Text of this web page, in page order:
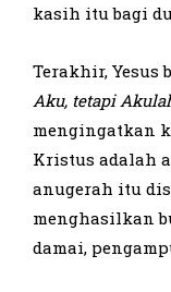
kasih itu bagi
Terakhir, Yesus
Aku, tetapi
mengingatkan
Kristus adalah
anugerah itu
menghasilkan
damai,